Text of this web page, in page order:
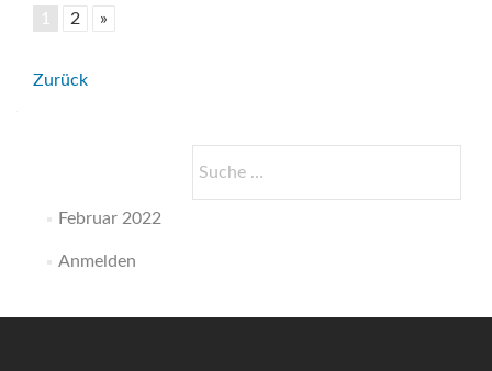
1 2 »
Beitrags-
Zurück
nach:
Februar 2022
Anmelden